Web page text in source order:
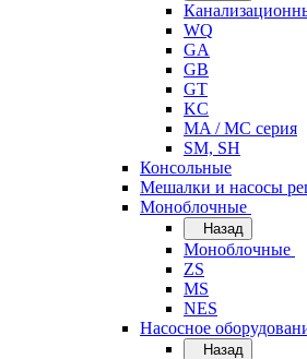
WQ
GA
GB
GT
KC
MA / MC серия
SM, SH
Консольные
Мешалки и насосы
Моноблочные
Назад
Моноблочные
ZS
MS
NES
Насосное
Назад